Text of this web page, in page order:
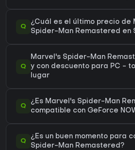
Q
¿Cuál es el último precio de
Spider-Man Remastered en
Q
Marvel's Spider-Man
y con descuento para PC -
lugar
Q
¿Es Marvel's Spider-Man
compatible con GeForce
Q
¿Es un buen momento para
Spider-Man Remastered?